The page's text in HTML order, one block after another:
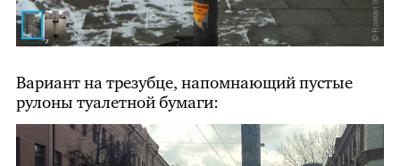
Вариант на трезубце, напомнающий пустые
рулоны туалетной бумаги: